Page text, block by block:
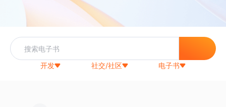
开发 社交/社区 电子书